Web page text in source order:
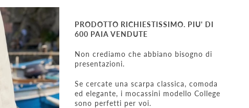
PRODOTTO RICHIESTISSIMO. PIU' DI
600 PAIA VENDUTE
Non crediamo che abbiano bisogno di
presentazioni.
Se cercate una scarpa classica, comoda
ed elegante, i mocassini modello College
sono perfetti per voi.